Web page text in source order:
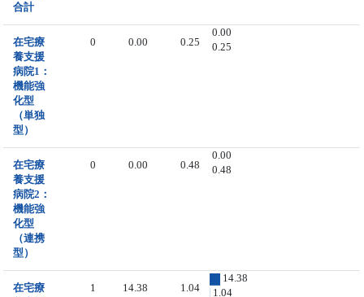
合計
在宅療
養支援
病院1：
機能強
化型
（単独
型）
0 0.00 0.25
0.00
0.25
在宅療
養支援
病院2：
機能強
化型
（連携
型）
0 0.00 0.48
0.00
0.48
在宅療
1 14.38 1.04
14.38
1.04